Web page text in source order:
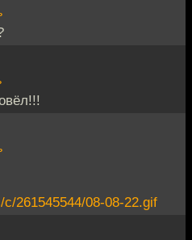
261545544/08-08-22.gif